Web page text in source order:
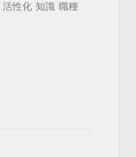
活性化 知識 職種